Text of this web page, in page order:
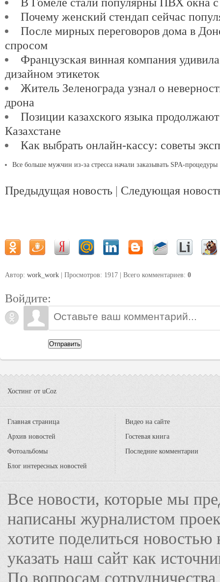
В Гомеле стали популярны ПВХ окна с
Почему женский стендап сейчас
После мирных переговоров дома в
спросом
Французская винная компания
дизайном этикеток
Житель Зеленограда узнал о
дрона
Позиции казахского языка
Казахстане
Как выбрать онлайн-кассу: советы
Все больше мужчин из-за стресса начали заказывать SPA-процедуры
Предыдущая новость | Следующая
Автор: work_work | Просмотров: 1917 | Всего комментариев: 0
Войдите:
Отправить
Хостинг от uCoz
Главная страница
Архив новостей
Фотоальбомы
Блог интересных новостей
Видео на сайте
Гостевая книга
Последние комментарии
Все новости, которые мы
написаны журналистом
хотите поделиться
указать наш сайт как
По вопросам